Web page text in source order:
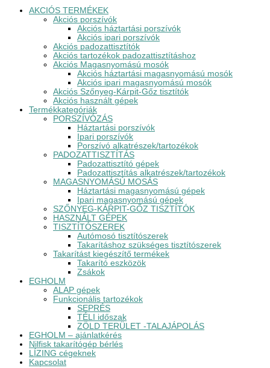
AKCIÓS TERMÉKEK
Akciós porszívók
Akciós háztartási porszívók
Akciós ipari porszívók
Akciós padozattisztítók
Akciós tartozékok padozattisztításhoz
Akciós Magasnyomású mosók
Akciós háztartási magasnyomású mosók
Akciós ipari magasnyomású mosók
Akciós Szőnyeg-Kárpit-Gőz tisztítók
Akciós használt gépek
Termékkategóriák
PORSZÍVÓZÁS
Háztartási porszívók
Ipari porszívók
Porszívó alkatrészek/tartozékok
PADOZATTISZTÍTÁS
Padozattisztító gépek
Padozattisztítás alkatrészek/tartozékok
MAGASNYOMÁSÚ MOSÁS
Háztartási magasnyomású gépek
Ipari magasnyomású gépek
SZŐNYEG-KÁRPIT-GŐZ TISZTÍTÓK
HASZNÁLT GÉPEK
TISZTÍTÓSZEREK
Autómosó tisztítószerek
Takarításhoz szükséges tisztítószerek
Takarítást kiegészítő termékek
Takarító eszközök
Zsákok
EGHOLM
ALAP gépek
Funkcionális tartozékok
SEPRÉS
TÉLI időszak
ZÖLD TERÜLET -TALAJÁPOLÁS
EGHOLM – ajánlatkérés
Nilfisk takarítógép bérlés
LÍZING cégeknek
Kapcsolat